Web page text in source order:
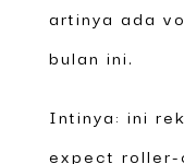
artinya ada
bulan ini.
Intinya: ini
expect